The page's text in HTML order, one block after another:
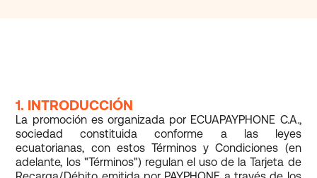
1. INTRODUCCIÓN
La promoción es organizada por ECUAPAYPHONE C.A.,
sociedad constituida conforme a las leyes
ecuatorianas, con estos Términos y Condiciones (en
adelante, los "Términos") regulan el uso de la Tarjeta de